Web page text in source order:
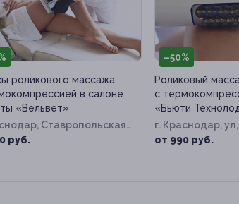
роликового массажа
в салоне
«Вельвет»
Ставропольская
руб.
–50%
Роликовый
с
«Бьюти
г.
от 990 руб.